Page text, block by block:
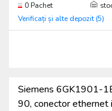
0 Pachet
Verificați și alte depozit (5)
Siemens 6GK1901-
90, conector ethernet